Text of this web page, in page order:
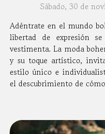
Sábado, 30 de
Adéntrate en el mundo
libertad de expresión
vestimenta. La moda
y su toque artístico,
estilo único e
el descubrimiento de